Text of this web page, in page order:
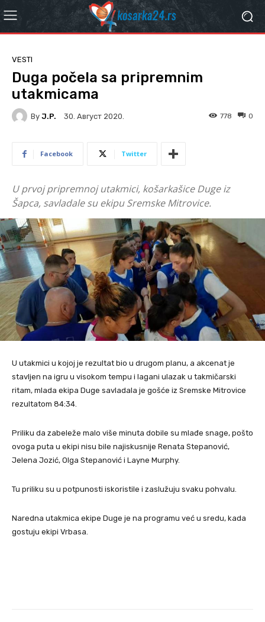
VESTI
Duga počela sa pripremnim
utakmicama
By J.P. 30. Август 2020. 0
778
Facebook Twitter
U prvoj pripremnoj utakmici, košarkašice Duge iz
Šapca, savladale su ekipu Sremske Mitrovice.
U utakmici u kojoj je rezultat bio u drugom planu, a akcenat je
stavljen na igru u visokom tempu i lagani ulazak u takmičarski
ritam, mlada ekipa Duge savladala je gošće iz Sremske Mitrovice
rezultatom 84:34.
Priliku da zabeleže malo više minuta dobile su mlađe snage, pošto
ovoga puta u ekipi nisu bile najiskusnije Renata Stepanović,
Jelena Jozić, Olga Stepanović i Layne Murphy.
Tu priliku su u potpunosti iskoristile i zaslužuju svaku pohvalu.
Naredna utakmica ekipe Duge je na programu već u sredu, kada
gostuju ekipi Vrbasa.